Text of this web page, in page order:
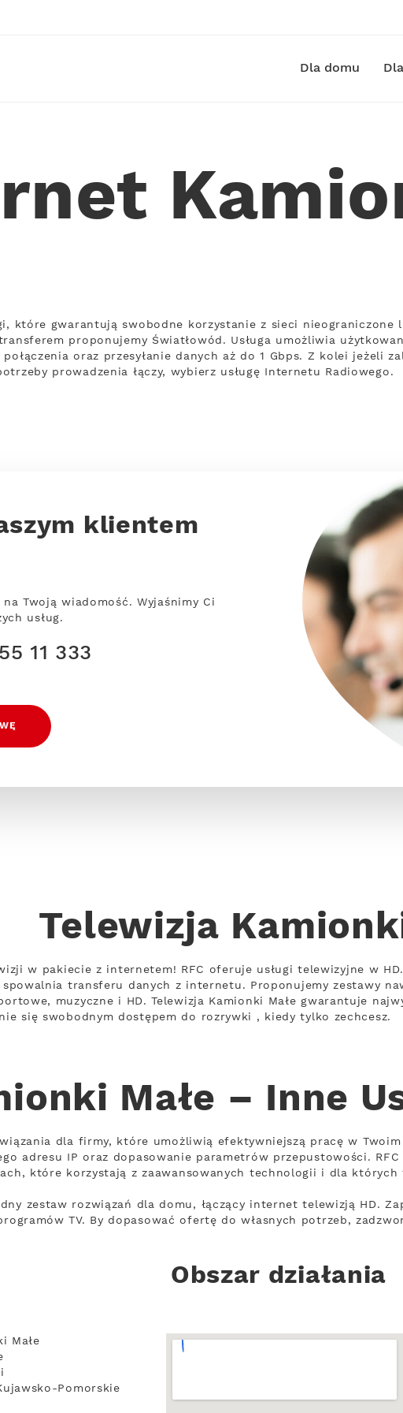
Dla domu
które gwarantują swobodne korzystanie z sieci nieograniczone
proponujemy Światłowód. Usługa umożliwia
oraz przesyłanie danych aż do 1 Gbps. Z kolei jeżeli
prowadzenia łączy, wybierz usługę Internetu Radiowego.
klientem
Twoją wiadomość. Wyjaśnimy Ci
usług.
11 333
Telewizja
w pakiecie z internetem! RFC oferuje usługi telewizyjne w
transferu danych z internetu. Proponujemy zestawy
muzyczne i HD. Telewizja Kamionki Małe gwarantuje
się swobodnym dostępem do rozrywki , kiedy tylko zechcesz.
Małe – Inne
dla firmy, które umożliwią efektywniejszą pracę w
adresu IP oraz dopasowanie parametrów przepustowości.
które korzystają z zaawansowanych technologii i dla których
zestaw rozwiązań dla domu, łączący internet telewizją HD.
TV. By dopasować ofertę do własnych potrzeb,
Obszar działania
Małe
Pomorskie